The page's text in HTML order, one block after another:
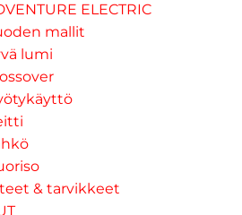
ELECTRIC
mallit
lumi
& tarvikkeet